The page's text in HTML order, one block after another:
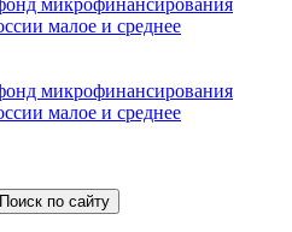
Поиск по сайту